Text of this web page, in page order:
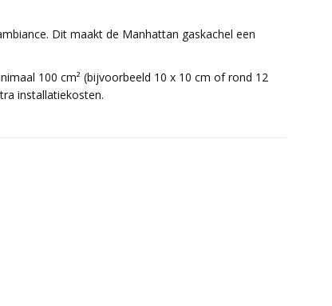
Dit maakt de Manhattan gaskachel een
100 cm² (bijvoorbeeld 10 x 10 cm of rond 12
installatiekosten.